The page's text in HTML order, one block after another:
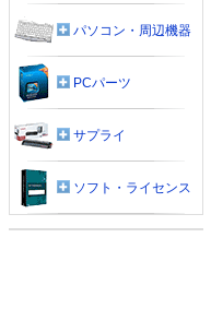
パソコン・周辺機器
PCパーツ
サプライ
ソフト・ライセンス